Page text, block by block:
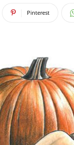
Pinterest